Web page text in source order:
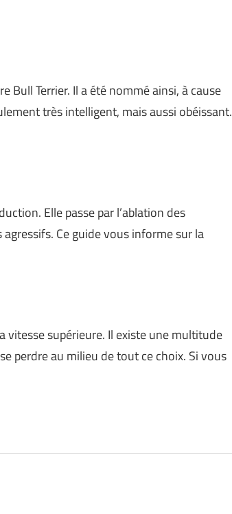
Bull Terrier. Il a été nommé ainsi, à cause
très intelligent, mais aussi obéissant.
Elle passe par l’ablation des
Ce guide vous informe sur la
vitesse supérieure. Il existe une multitude
perdre au milieu de tout ce choix. Si vous